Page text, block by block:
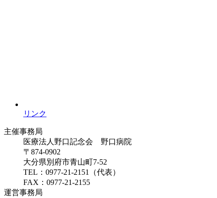
リンク
主催事務局
医療法人野口記念会 野口病院
〒874-0902
大分県別府市青山町7-52
TEL：0977-21-2151（代表）
FAX：0977-21-2155
運営事務局